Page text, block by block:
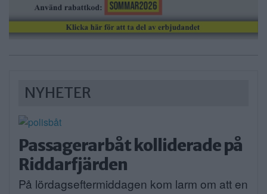
NYHETER
Passagerarbåt kolliderade på
Riddarfjärden
På lördagseftermiddagen kom larm om att en